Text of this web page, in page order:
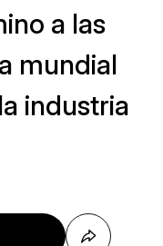
a las
mundial
industria